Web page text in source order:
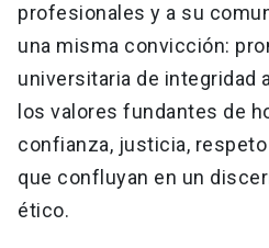
profesionales y a su
una misma convicción:
universitaria de integridad
los valores fundantes de
confianza, justicia,
que confluyan en un
ético.